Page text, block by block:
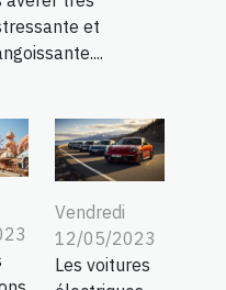
et
Vendredi
12/05/2023
Les voitures